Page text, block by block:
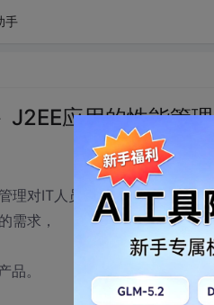
手
J2EE应用的性能管理
理对IT人员提出了巨大的挑战。
需求，
。